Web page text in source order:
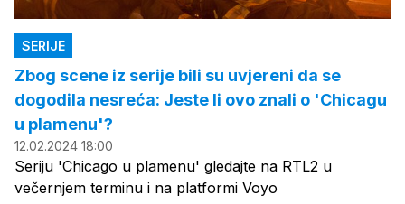
SERIJE
Zbog scene iz serije bili su uvjereni da se
dogodila nesreća: Jeste li ovo znali o 'Chicagu
u plamenu'?
12.02.2024 18:00
Seriju 'Chicago u plamenu' gledajte na RTL2 u
večernjem terminu i na platformi Voyo